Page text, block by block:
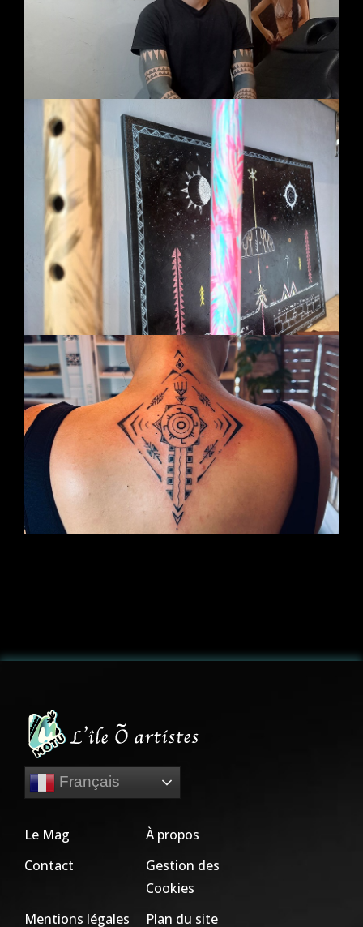
Français
Le Mag
À propos
Contact
Gestion des
Cookies
Mentions légales
Plan du site